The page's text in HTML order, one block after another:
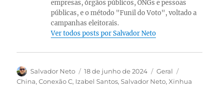
empresas, órgãos públicos, ONGs e pessoas
públicas, e o método "Funil do Voto", voltado a
campanhas eleitorais.
Ver todos posts por Salvador Neto
Autor
Salvador Neto
Publicado
em
18 de junho de 2024 Categorias
Geral
China,Conexão C, Izabel Santos,Salvador Neto,Xinhua